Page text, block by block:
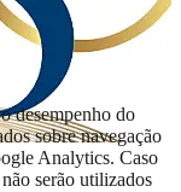
desempenho do
sobre navegação
Analytics. Caso
serão utilizados